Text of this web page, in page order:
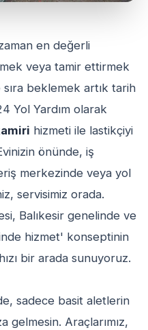
en değerli
veya tamir ettirmek
beklemek artık tarih
Yol Yardım olarak
hizmeti ile lastikçiyi
önünde, iş
merkezinde veya yol
servisimiz orada.
Balıkesir genelinde ve
hizmet' konseptinin
bir arada sunuyoruz.
sadece basit aletlerin
gelmesin. Araçlarımız,